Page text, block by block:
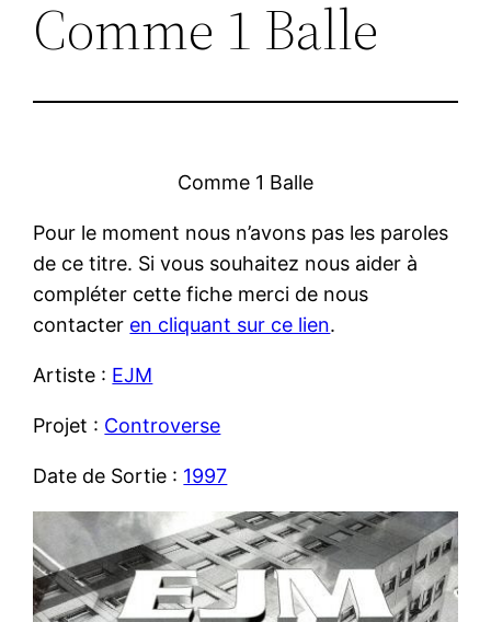
Comme 1 Balle
Comme 1 Balle
Pour le moment nous n’avons pas les paroles
de ce titre. Si vous souhaitez nous aider à
compléter cette fiche merci de nous
contacter en cliquant sur ce lien.
Artiste : EJM
Projet : Controverse
Date de Sortie : 1997